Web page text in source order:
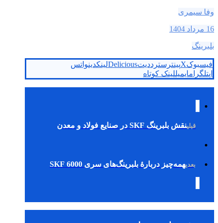
وفا سیمری
16 مرداد 1404
بلبرینگ
فیسبوکXپینترسترددیتDeliciousلینکدینواتس
اپتلگرامایمیللینک کوتاه
قبلینقش بلبرینگ SKF در صنایع فولاد و معدن
بعدیهمه‌چیز دربارهٔ بلبرینگ‌های سری 6000 SKF